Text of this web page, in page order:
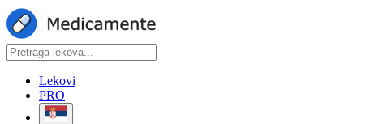
Lekovi
PRO